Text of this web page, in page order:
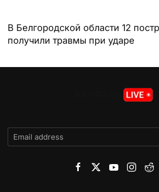
В Белгородской области 12
получили травмы при ударе